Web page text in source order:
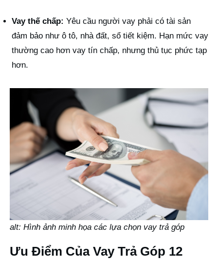
Vay thế chấp: Yêu cầu người vay phải có tài sản
đảm bảo như ô tô, nhà đất, sổ tiết kiệm. Hạn mức vay
thường cao hơn vay tín chấp, nhưng thủ tục phức tạp
hơn.
alt: Hình ảnh minh họa các lựa chọn vay trả góp
Ưu Điểm Của Vay Trả Góp 12